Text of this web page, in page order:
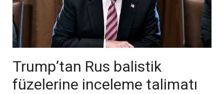
Trump’tan Rus balistik
füzelerine inceleme talimatı